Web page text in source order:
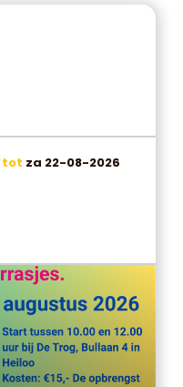
tot za 22-08-2026